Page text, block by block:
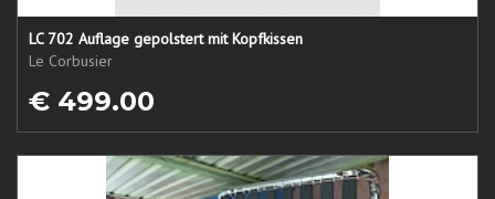
LC 702 Auflage gepolstert mit Kopfkissen
Le Corbusier
€ 499.00